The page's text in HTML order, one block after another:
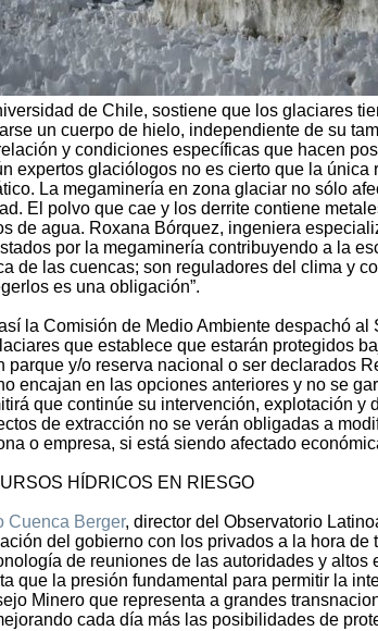
de Chile, sostiene que los glaciares
un cuerpo de hielo, independiente de su
y condiciones específicas que hacen
expertos glaciólogos no es cierto que la
La megaminería en zona glaciar no sólo
El polvo que cae y los derrite contiene
de agua. Roxana Bórquez, ingeniera
por la megaminería contribuyendo a la
de las cuencas; son reguladores del clima y
es una obligación”.
la Comisión de Medio Ambiente despachó
que establece que estarán protegidos
parque y/o reserva nacional o ser declarados
encajan en las opciones anteriores y no se
que continúe su intervención, explotación y
de extracción no se verán obligadas a
o empresa, si está siendo afectado
HÍDRICOS EN RIESGO
Cuenca Berger, director del Observatorio
del gobierno con los privados a la hora
de reuniones de las autoridades y
que la presión fundamental para permitir la
Minero que representa a grandes
cada día más las posibilidades de